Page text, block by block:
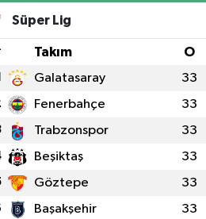
Süper Lig
Takım O
Galatasaray 33
Fenerbahçe 33
Trabzonspor 33
Beşiktaş 33
Göztepe 33
Başakşehir 33